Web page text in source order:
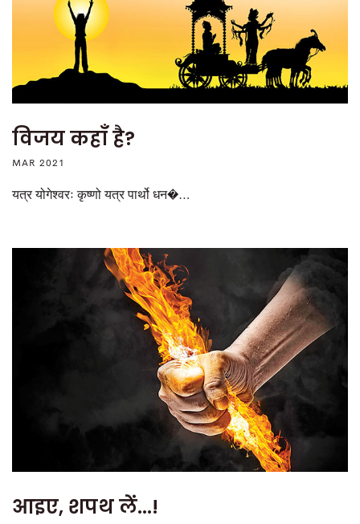
विजय कहाँ है?
MAR 2021
यत्र योगेश्वरः कृष्णो यत्र पार्थो धन�…
आइए, शपथ लें...!